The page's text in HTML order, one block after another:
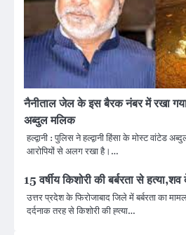
नैनीताल जेल के इस बैरक नंबर में रखा गया
अब्दुल मलिक
हल्द्वानी : पुलिस ने हल्द्वानी हिंसा के मोस्ट वांटेड
आरोपियों से अलग रखा है।…
15 वर्षीय किशोरी की बर्बरता से
उत्तर प्रदेश के फिरोजाबाद जिले में बर्बरता का
दर्दनाक तरह से किशोरी की ह्त्या…